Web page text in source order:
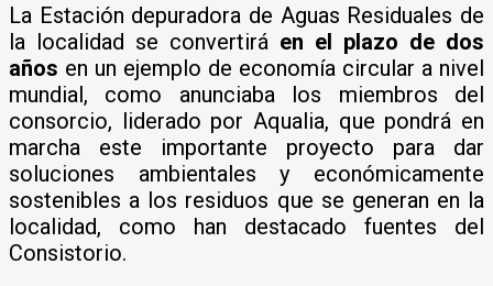
La Estación depuradora de Aguas Residuales de
la localidad se convertirá en el plazo de dos
años en un ejemplo de economía circular a nivel
mundial, como anunciaba los miembros del
consorcio, liderado por Aqualia, que pondrá en
marcha este importante proyecto para dar
soluciones ambientales y económicamente
sostenibles a los residuos que se generan en la
localidad, como han destacado fuentes del
Consistorio.